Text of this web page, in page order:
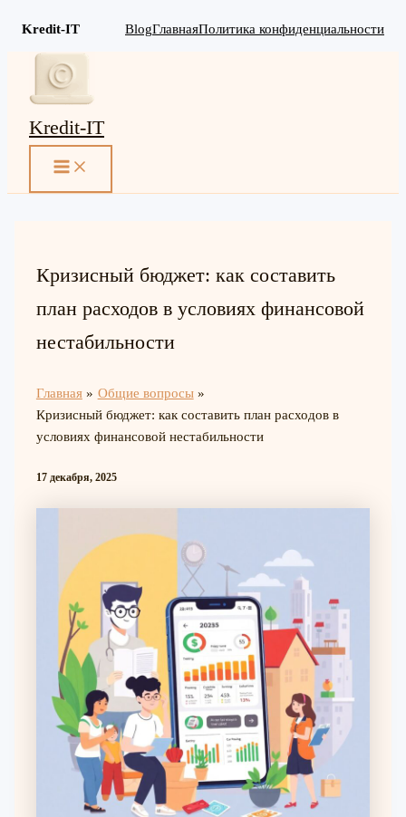
Kredit-IT BlogГлавнаяПолитика конфиденциальности
Перейти
содержимому
Kredit-IT
MAIN
Кризисный бюджет: как составить
план расходов в условиях финансовой
нестабильности
Главная
Общие вопросы
Кризисный бюджет: как составить план расходов в
условиях финансовой нестабильности
17 декабря, 2025